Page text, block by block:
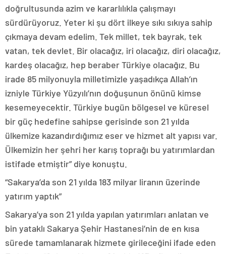
doğrultusunda azim ve kararlılıkla çalışmayı
sürdürüyoruz. Yeter ki şu dört ilkeye sıkı sıkıya sahip
çıkmaya devam edelim. Tek millet, tek bayrak, tek
vatan, tek devlet. Bir olacağız, iri olacağız, diri olacağız,
kardeş olacağız, hep beraber Türkiye olacağız. Bu
irade 85 milyonuyla milletimizle yaşadıkça Allah’ın
izniyle Türkiye Yüzyılı’nın doğuşunun önünü kimse
kesemeyecektir. Türkiye bugün bölgesel ve küresel
bir güç hedefine sahipse gerisinde son 21 yılda
ülkemize kazandırdığımız eser ve hizmet alt yapısı var.
Ülkemizin her şehri her karış toprağı bu yatırımlardan
istifade etmiştir” diye konuştu.
“Sakarya’da son 21 yılda 183 milyar liranın üzerinde
yatırım yaptık”
Sakarya’ya son 21 yılda yapılan yatırımları anlatan ve
bin yataklı Sakarya Şehir Hastanesi’nin de en kısa
sürede tamamlanarak hizmete girileceğini ifade eden